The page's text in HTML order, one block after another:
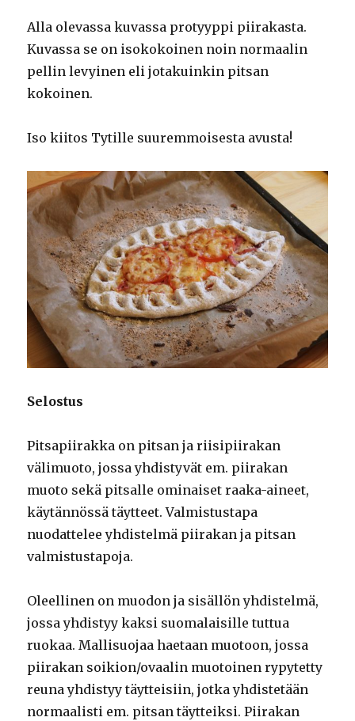
Alla olevassa kuvassa protyyppi piirakasta.
Kuvassa se on isokokoinen noin normaalin
pellin levyinen eli jotakuinkin pitsan
kokoinen.
Iso kiitos Tytille suuremmoisesta avusta!
Selostus
Pitsapiirakka on pitsan ja riisipiirakan
välimuoto, jossa yhdistyvät em. piirakan
muoto sekä pitsalle ominaiset raaka-aineet,
käytännössä täytteet. Valmistustapa
nuodattelee yhdistelmä piirakan ja pitsan
valmistustapoja.
Oleellinen on muodon ja sisällön yhdistelmä,
jossa yhdistyy kaksi suomalaisille tuttua
ruokaa. Mallisuojaa haetaan muotoon, jossa
piirakan soikion/ovaalin muotoinen rypytetty
reuna yhdistyy täytteisiin, jotka yhdistetään
normaalisti em. pitsan täytteiksi. Piirakan